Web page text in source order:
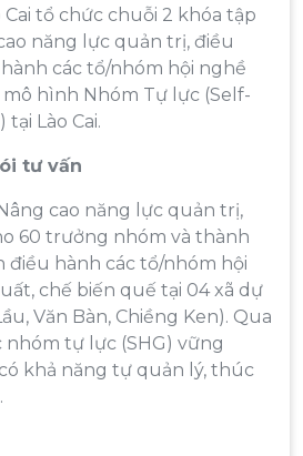
tổ chức chuỗi 2 khóa tập
năng lực quản trị, điều
các tổ/nhóm hội nghề
hình Nhóm Tự lực (Self-
Lào Cai.
tư vấn
cao năng lực quản trị,
60 trưởng nhóm và thành
điều hành các tổ/nhóm hội
chế biến quế tại 04 xã dự
Văn Bàn, Chiềng Ken). Qua
tự lực (SHG) vững
khả năng tự quản lý, thúc